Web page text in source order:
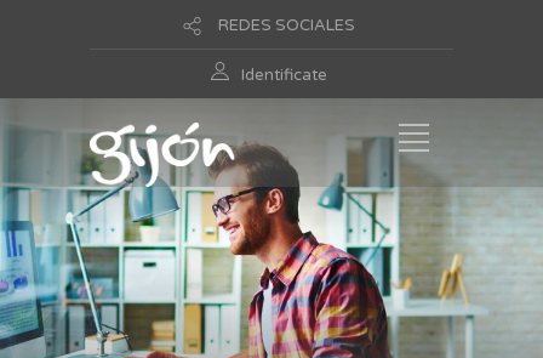
REDES SOCIALES
Identificate